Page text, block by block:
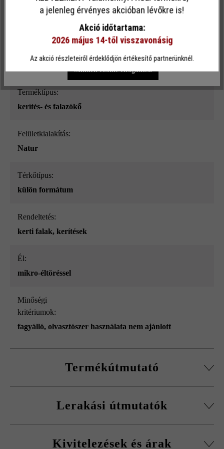
Felületi struktúra:
jégszürke árnyalt_ModulusPur
Terméktípus:
kerítés- és falazókő
Felületkialakítás:
Natur
Térkőtípus:
külön formátum
Rendeltetés:
kerti falak, kerítések
él:
mikro-éltöréssel
Minőségi
kritériumok:
fagyálló, olvasztószer használata nem ajánlott
Termékútmutató
kövekkel, sarokkő-szettel és fedőlapokkal.
Falakhoz és kerítésekhez, valamint előfalazáshoz
Lerakási útmutatók
kitöltőbeton javasolt betonminőségét.
Kivitelezések és árak
Ez a webhely cookie-kat használ, hogy a lehető legjobb
funkcionalitást kínálja Önnek...További információ
Egyéni beállítások Csak funkcionális cookie elfogadása
Minden cookie elfogadása
a jelenleg érvényes akcióban lévőkre is!
Akció időtartama:
2026 május 14-től visszavonásig
Az akció részleteiről érdeklődjön értékesítő partnerünknél.